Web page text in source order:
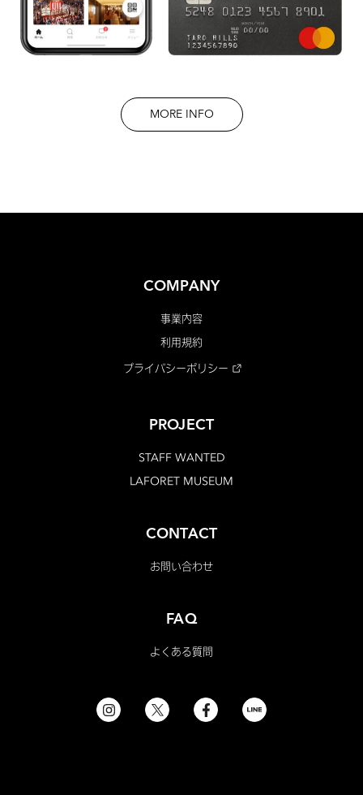
MORE INFO
COMPANY
事業内容
利用規約
プライバシーポリシー
PROJECT
STAFF WANTED
LAFORET MUSEUM
CONTACT
お問い合わせ
FAQ
よくある質問